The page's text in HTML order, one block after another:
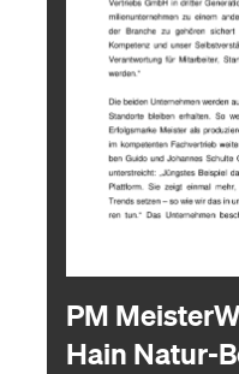
PM
Hain Natur-